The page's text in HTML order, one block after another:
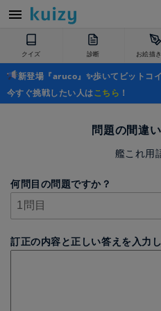
クイズ 診断 お絵描
新登場『aruco』✨歩いてビットコ
今すぐ挑戦したい人はこちら ！
問題の間違
艦これ用
何問目の問題ですか？
訂正の内容と正しい答えを入力し